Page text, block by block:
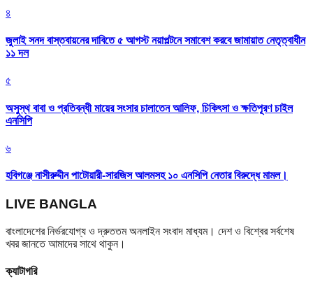
৪
জুলাই সনদ বাস্তবায়নের দাবিতে ৫ আগস্ট নয়াপল্টনে সমাবেশ করবে জামায়াত নেতৃত্বাধীন
১১ দল
৫
অসুস্থ বাবা ও প্রতিবন্ধী মায়ের সংসার চালাতেন আলিফ, চিকিৎসা ও ক্ষতিপূরণ চাইল
এনসিপি
৬
হবিগঞ্জে নাসীরুদ্দীন পাটোয়ারী-সারজিস আলমসহ ১০ এনসিপি নেতার বিরুদ্ধে মামল।
LIVE BANGLA
বাংলাদেশের নির্ভরযোগ্য ও দ্রুততম অনলাইন সংবাদ মাধ্যম। দেশ ও বিশ্বের সর্বশেষ
খবর জানতে আমাদের সাথে থাকুন।
ক্যাটাগরি